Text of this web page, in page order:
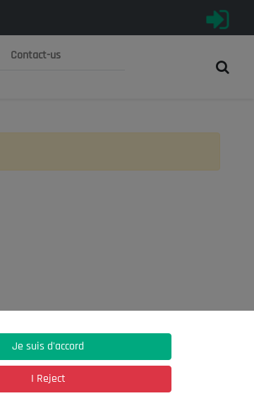
الجزائرية الديمقراطية الشعبية
Contact-us
Address
03, Rue Hassane Ibn Naamane Les Vergers
Je suis d'accord
I Reject